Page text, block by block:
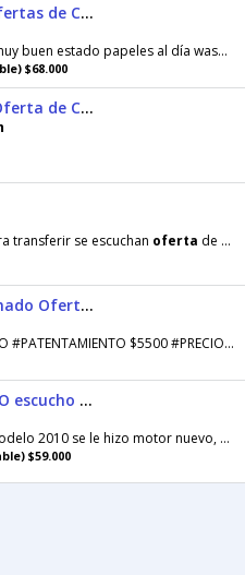
Vendo Escucho Ofertas de Contado
buen estado papeles al día wasap 3412034971
$68.000
Honda Tornado Oferta de Contado
transferir se escuchan oferta de
Honda Xr250 Tornado Oferta Contado
EN 48HS/72HS MAXIMO #PATENTAMIENTO $5500 #PRECIO PUBLICADO PARA COMPRAS DE
LIQUIDO TORNADO escucho ofertas de contado
2010 se le hizo motor nuevo, hace aproximadamente 6 meses. Tiene alrededor
$59.000